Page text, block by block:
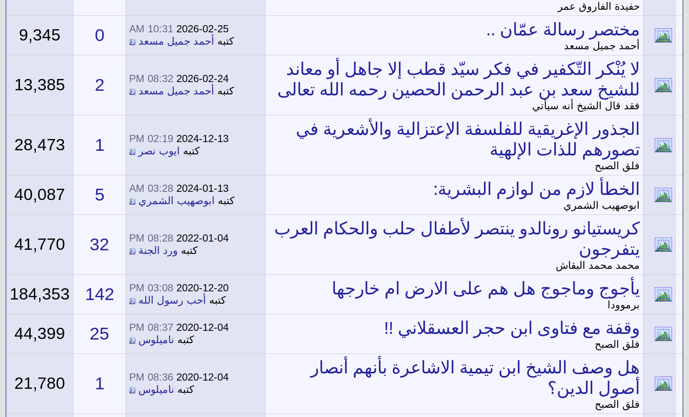
حفيدة الفاروق عمر
مختصر رسالة عمّان ..
أحمد جميل مسعد
2026-02-25
10:31 AM
كتبه
أحمد جميل مسعد 0
9,345
لا يُنْكر التّكفير في فكر سيّد قطب إلا جاهل أو معاند
للشيخ سعد بن عبد الرحمن الحصين رحمه الله تعالى
فقد قال الشيخ أنه سيأتي
2026-02-24
08:32 PM
كتبه
أحمد جميل مسعد 2
13,385
الجذور الإغريقية للفلسفة الإعتزالية والأشعرية في
تصورهم للذات الإلهية
فلق الصبح
2024-12-13
02:19 PM
كتبه
ايوب نصر 1
28,473
الخطأ لازم من لوازم البشرية:
ابوصهيب الشمري
2024-01-13
03:28 AM
كتبه
ابوصهيب الشمري 5
40,087
كريستيانو رونالدو ينتصر لأطفال حلب والحكام العرب
يتفرجون
محمد محمد البقاش
2022-01-04
08:28 PM
كتبه ورد الجنة 32
41,770
يأجوج وماجوج هل هم على الارض ام خارجها
برموودا
2020-12-20
03:08 PM
كتبه
أحب رسول الله 142
184,353
وقفة مع فتاوى ابن حجر العسقلاني !!
فلق الصبح
2020-12-04
08:37 PM
كتبه ناميلوس 25
44,399
هل وصف الشيخ ابن تيمية الاشاعرة بأنهم أنصار
أصول الدين؟
فلق الصبح
2020-12-04
08:36 PM
كتبه ناميلوس 1
21,780